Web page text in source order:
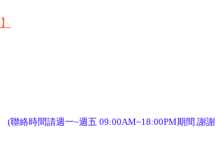
】
(聯絡時間請週一~週五 09:00AM~18:00PM期間.謝謝